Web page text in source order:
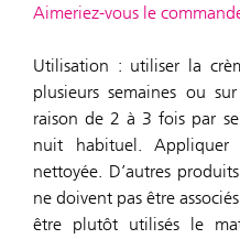
Aimeriez-vous le
Utilisation : utiliser la
plusieurs semaines ou
raison de 2 à 3 fois par
nuit habituel. Appliquer
nettoyée. D’autres
ne doivent pas être
être plutôt utilisés le